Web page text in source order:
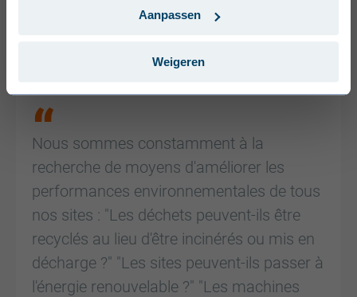
Aanpassen
Weigeren
Português (Portugal)
Nous sommes constamment à la
recherche de moyens d'améliorer les
performances environnementales de tous
nos sites : "Les déchets peuvent-ils être
recyclés au lieu d'être incinérés ou mis en
décharge ?" "Les sites peuvent-ils passer à
l'énergie renouvelable ?" "Les machines